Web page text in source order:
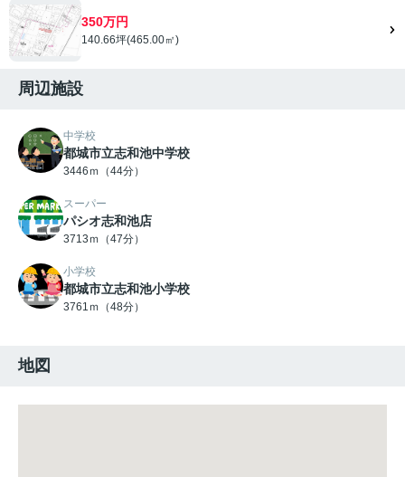
350万円
140.66坪(465.00㎡)
周辺施設
中学校
都城市立志和池中学校
3446ｍ（44分）
スーパー
パシオ志和池店
3713ｍ（47分）
小学校
都城市立志和池小学校
3761ｍ（48分）
地図